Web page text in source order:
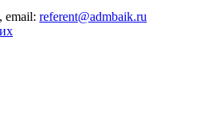
, email: referent@admbaik.ru